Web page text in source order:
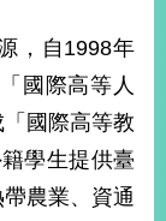
，自1998年
國際高等人
國際高等教
學生提供臺
農業、資通